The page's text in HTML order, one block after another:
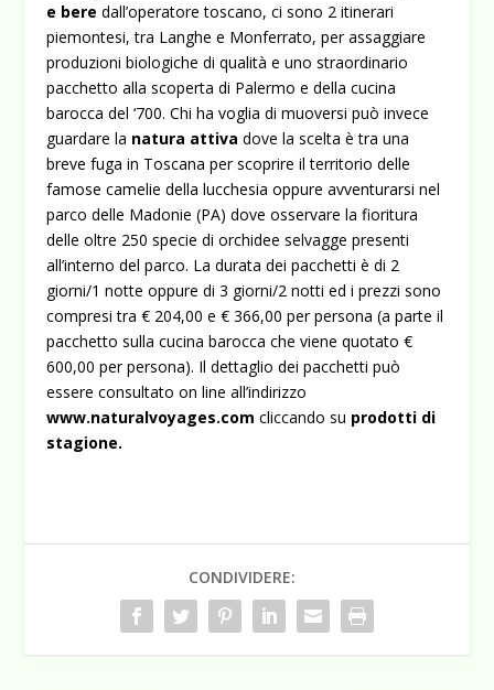
e bere dall’operatore toscano, ci sono 2 itinerari
piemontesi, tra Langhe e Monferrato, per assaggiare
produzioni biologiche di qualità e uno straordinario
pacchetto alla scoperta di Palermo e della cucina
barocca del ‘700. Chi ha voglia di muoversi può invece
guardare la natura attiva dove la scelta è tra una
breve fuga in Toscana per scoprire il territorio delle
famose camelie della lucchesia oppure avventurarsi nel
parco delle Madonie (PA) dove osservare la fioritura
delle oltre 250 specie di orchidee selvagge presenti
all’interno del parco. La durata dei pacchetti è di 2
giorni/1 notte oppure di 3 giorni/2 notti ed i prezzi sono
compresi tra € 204,00 e € 366,00 per persona (a parte il
pacchetto sulla cucina barocca che viene quotato €
600,00 per persona). Il dettaglio dei pacchetti può
essere consultato on line all’indirizzo
www.naturalvoyages.com cliccando su prodotti di
stagione.
CONDIVIDERE: